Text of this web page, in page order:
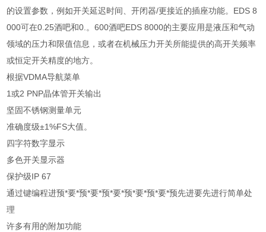
的设置参数，例如开关延迟时间、开闭器/更接近的插座功能。EDS 8
000可在0.25酒吧和0.。600酒吧EDS 8000的主要应用是液压和气动
领域的压力和限值信息，或者在机械压力开关所能提供的高开关频率
或恒定开关精度的地方。
根据VDMA导航菜单
1或2 PNP晶体管开关输出
坚固不锈钢测量单元
准确度级±1%FS大值。
四字符数字显示
多色开关显示器
保护级IP 67
通过键编程进预*要*预*要*预*要*预*要*预*要*预先进要先进行简单处
理
许多有用的附加功能